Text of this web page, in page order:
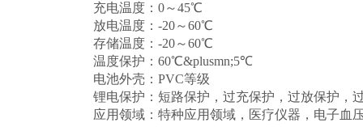
充电温度：0～45℃
放电温度：-20～60℃
存储温度：-20～60℃
温度保护：60℃&plusmn;5℃
电池外壳：PVC等级
锂电保护：短路保护，过充保护，过放保护，
应用领域：特种应用领域，医疗仪器，电子血